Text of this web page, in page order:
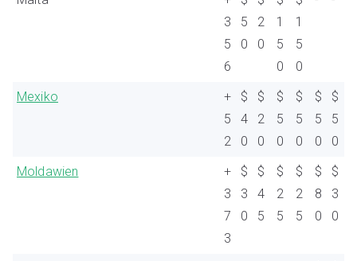
3
5
6
5
0
2
0
1
5
0
1
5
0
Mexiko
+
5
2
$
4
0
$
2
0
$
5
0
$
5
0
$
5
0
$
5
0
Moldawien
+
3
7
3
$
3
0
$
4
5
$
2
5
$
2
5
$
8
0
$
3
0